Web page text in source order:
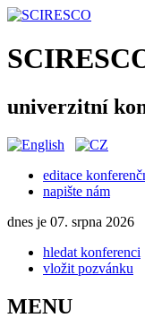
univerzitní
editace
napište nám
dnes je 07. srpna 2026
hledat konferenci
vložit pozvánku
MENU